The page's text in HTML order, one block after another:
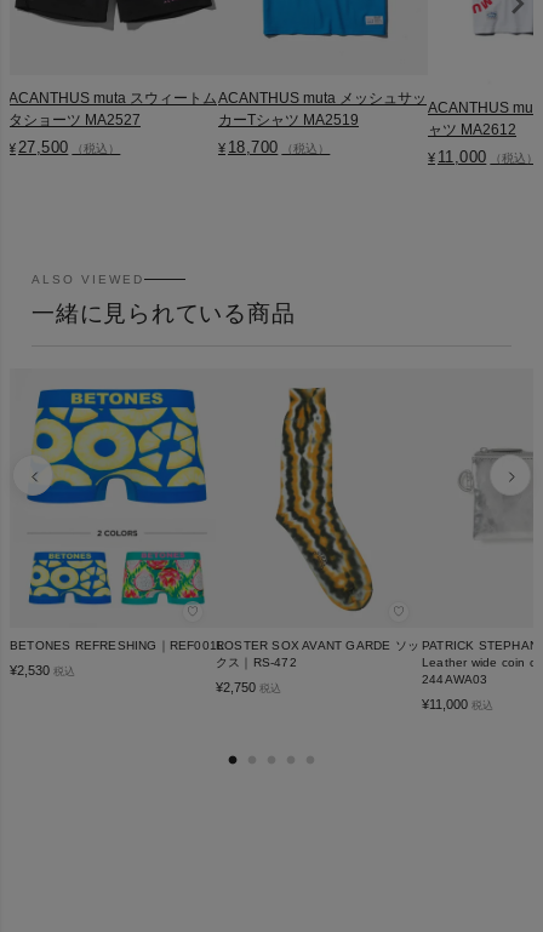
ACANTHUS muta スウィートム
タショーツ MA2527
¥ 27,500 （税込）
ACANTHUS muta メッシュサッ
カーTシャツ MA2519
¥ 18,700 （税込）
ACANTHUS
ャツ MA2612
¥ 11,000 （税込）
ALSO VIEWED
一緒に見られている商品
♡
BETONES REFRESHING｜REF001L
¥2,530 税込
♡
ROSTER SOX AVANT GARDE ソッ
クス｜RS-472
¥2,750 税込
PATRICK STEPHAN
Leather wide coin
244AWA03
¥11,000 税込